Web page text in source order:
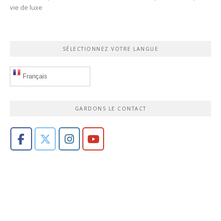
vie de luxe
SÉLECTIONNEZ VOTRE LANGUE
Français
GARDONS LE CONTACT